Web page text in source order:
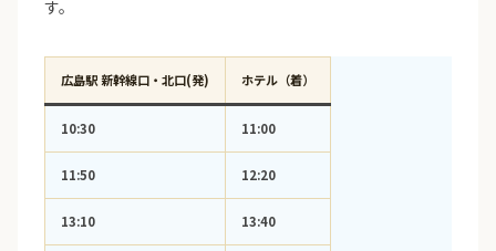
す。
広島駅 新幹線口・北口(発) ホテル（着）
10:30 11:00
11:50 12:20
13:10 13:40